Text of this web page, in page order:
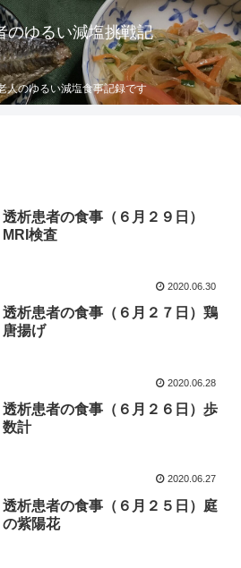
のゆるい減塩挑戦記
人のゆるい減塩食事記録です
透析患者の食事（６月２９日）
MRI検査
2020.06.30
透析患者の食事（６月２７日）鶏
唐揚げ
2020.06.28
透析患者の食事（６月２６日）歩
数計
2020.06.27
透析患者の食事（６月２５日）庭
の紫陽花